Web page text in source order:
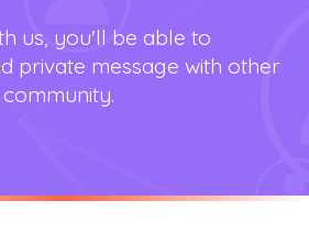
us, you'll be able to
private message with other